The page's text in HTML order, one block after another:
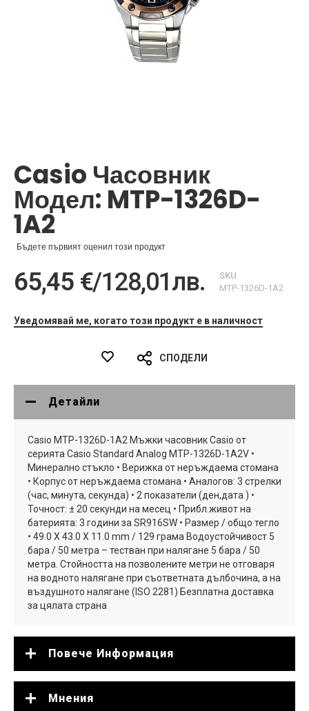
на
галерия
със
снимки
Casio Часовник
Модел: MTP-1326D-
1A2
Бъдете първият оценил този продукт
65,45 €/128,01лв.
SKU
MTP-1326D-1A2
Уведомявай ме, когато този продукт е в наличност
СПОДЕЛИ
Детайли
Casio MTP-1326D-1A2 Мъжки часовник Casio от
серията Casio Standard Analog MTP-1326D-1A2V •
Минерално стъкло • Верижка от неръждаема стомана
• Корпус от неръждаема стомана • Аналогов: 3 стрелки
(час, минута, секунда) • 2 показатели (ден,дата ) •
Точност: ± 20 секунди на месец • Прибл.живот на
батерията: 3 години за SR916SW • Размер / общо тегло
• 49.0 X 43.0 X 11.0 mm / 129 грама Водоустойчивост 5
бара / 50 метра – тестван при налягане 5 бара / 50
метра. Стойността на позволените метри не отговаря
на водното налягане при съответната дълбочина, а на
въздушното налягане (ISO 2281) Безплатна доставка
за цялата страна
Повече Информация
Мнения